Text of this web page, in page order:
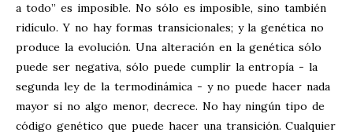
a todo” es imposible. No sólo es imposible, sino también
ridículo. Y no hay formas transicionales; y la genética no
produce la evolución. Una alteración en la genética sólo
puede ser negativa, sólo puede cumplir la entropía - la
segunda ley de la termodinámica - y no puede hacer nada
mayor si no algo menor, decrece. No hay ningún tipo de
código genético que puede hacer una transición. Cualquier